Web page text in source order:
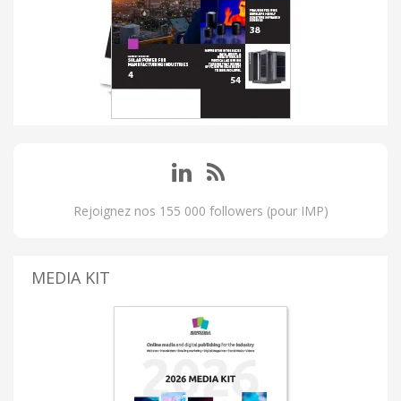
Rejoignez nos 155 000 followers (pour IMP)
MEDIA KIT